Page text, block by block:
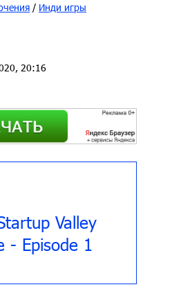
/ Инди игры
20:16
Valley
- Episode 1